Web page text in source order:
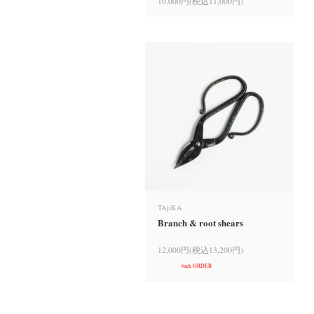
TAjiKA
Branch & root shears
12,000円(税込13,200円)
back ORDER